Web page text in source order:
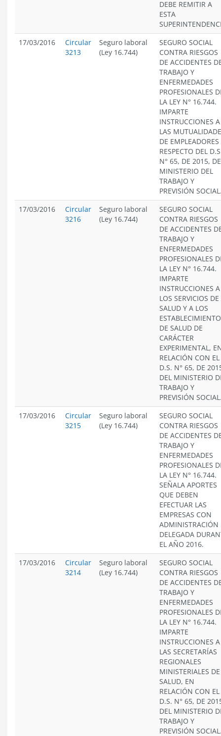
DEBE REMITIR A
ESTA
17/03/2016
Circular
3213
Seguro laboral
(Ley 16.744)
SEGURO SOCIAL
CONTRA RIESGOS
DE ACCIDENTES
TRABAJO Y
ENFERMEDADES
PROFESIONALES
LA LEY N° 16.744.
IMPARTE
INSTRUCCIONES A
LAS
DE EMPLEADORES
RESPECTO DEL
N° 65, DE 2015,
MINISTERIO DEL
TRABAJO Y
PREVISIÓN
17/03/2016
Circular
3216
Seguro laboral
(Ley 16.744)
SEGURO SOCIAL
CONTRA RIESGOS
DE ACCIDENTES
TRABAJO Y
ENFERMEDADES
PROFESIONALES
LA LEY N° 16.744.
IMPARTE
INSTRUCCIONES A
LOS SERVICIOS DE
SALUD Y A LOS
DE SALUD DE
CARÁCTER
EXPERIMENTAL,
RELACIÓN CON EL
D.S. N° 65, DE
DEL MINISTERIO
TRABAJO Y
PREVISIÓN
17/03/2016
Circular
3215
Seguro laboral
(Ley 16.744)
SEGURO SOCIAL
CONTRA RIESGOS
DE ACCIDENTES
TRABAJO Y
ENFERMEDADES
PROFESIONALES
LA LEY N° 16.744.
SEÑALA APORTES
QUE DEBEN
EFECTUAR LAS
EMPRESAS CON
ADMINISTRACIÓN
DELEGADA
EL AÑO 2016.
17/03/2016
Circular
3214
Seguro laboral
(Ley 16.744)
SEGURO SOCIAL
CONTRA RIESGOS
DE ACCIDENTES
TRABAJO Y
ENFERMEDADES
PROFESIONALES
LA LEY N° 16.744.
IMPARTE
INSTRUCCIONES A
LAS SECRETARÍAS
REGIONALES
MINISTERIALES DE
SALUD, EN
RELACIÓN CON EL
D.S. N° 65, DE
DEL MINISTERIO
TRABAJO Y
PREVISIÓN